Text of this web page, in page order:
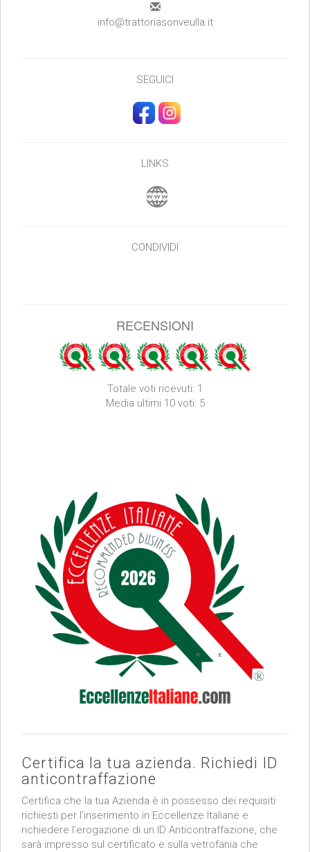
info@trattoriasonveulla.it
SEGUICI
LINKS
CONDIVIDI
RECENSIONI
Totale voti ricevuti: 1
Media ultimi 10 voti: 5
Certifica la tua azienda. Richiedi ID
anticontraffazione
Certifica che la tua Azienda è in possesso dei requisiti
richiesti per l’inserimento in Eccellenze Italiane e
richiedere l’erogazione di un ID Anticontraffazione, che
sarà impresso sul certificato e sulla vetrofania che